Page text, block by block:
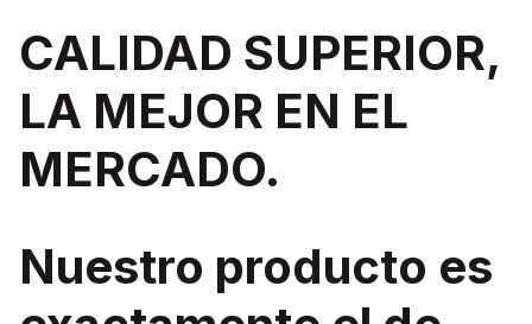
CALIDAD SUPERIOR,
LA MEJOR EN EL
MERCADO.
Nuestro producto es